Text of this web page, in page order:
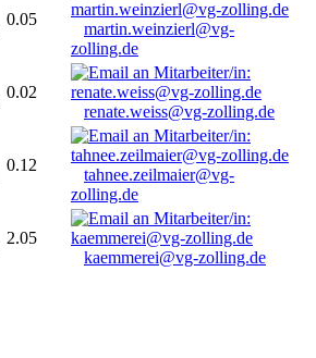
0.05
martin.weinzierl@vg-
zolling.de
0.02
renate.weiss@vg-zolling.de
0.12
tahnee.zeilmaier@vg-
zolling.de
2.05
kaemmerei@vg-zolling.de